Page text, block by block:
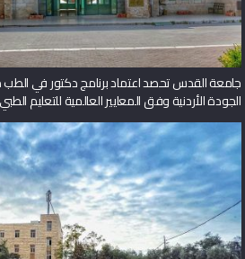
جامعة القدس تحصد اعتماد برنامج دكتور في
الجودة الأردنية وفق المعايير العالمية للتعليم الطبي